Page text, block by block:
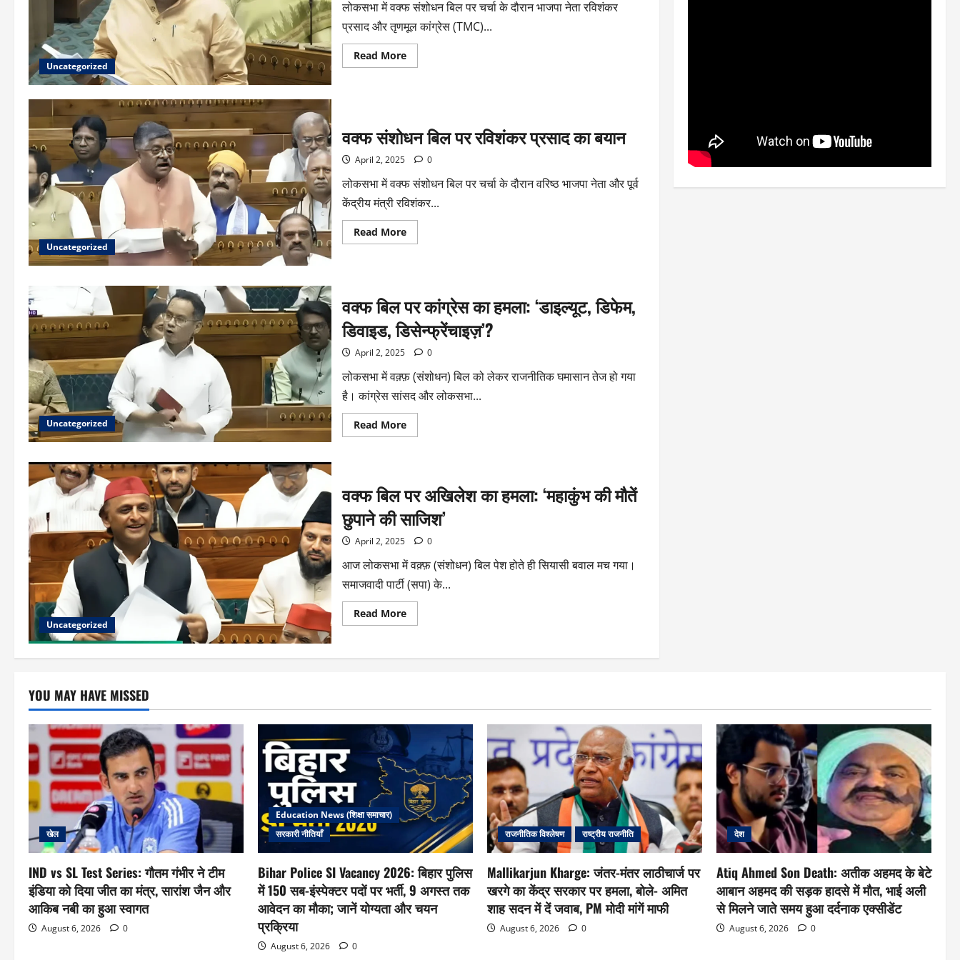
Uncategorized
लोकसभा में वक्फ संशोधन बिल पर चर्चा के दौरान भाजपा नेता रविशंकर
प्रसाद और तृणमूल कांग्रेस (TMC)...
Read More
Uncategorized
वक्फ संशोधन बिल पर रविशंकर प्रसाद का बयान
April 2, 2025 0
लोकसभा में वक्फ संशोधन बिल पर चर्चा के दौरान वरिष्ठ भाजपा नेता और पूर्व
केंद्रीय मंत्री रविशंकर...
Read More
Uncategorized
वक्फ बिल पर कांग्रेस का हमला: ‘डाइल्यूट, डिफेम,
डिवाइड, डिसेन्फ्रेंचाइज़’?
April 2, 2025 0
लोकसभा में वक़्फ़ (संशोधन) बिल को लेकर राजनीतिक घमासान तेज हो गया
है। कांग्रेस सांसद और लोकसभा...
Read More
Uncategorized
वक्फ बिल पर अखिलेश का हमला: ‘महाकुंभ की मौतें
छुपाने की साजिश’
April 2, 2025 0
आज लोकसभा में वक़्फ़ (संशोधन) बिल पेश होते ही सियासी बवाल मच गया।
समाजवादी पार्टी (सपा) के...
Read More
YOU MAY HAVE MISSED
खेल
IND vs SL Test Series: गौतम गंभीर ने टीम
इंडिया को दिया जीत का मंत्र, सारांश जैन और
आकिब नबी का हुआ स्वागत
August 6, 2026 0
Education News (शिक्षा समाचार)
सरकारी नीतियाँ
Bihar Police SI Vacancy 2026: बिहार पुलिस
में 150 सब-इंस्पेक्टर पदों पर भर्ती, 9 अगस्त तक
आवेदन का मौका; जानें योग्यता और चयन
प्रक्रिया
August 6, 2026 0
राजनीतिक विश्लेषण राष्ट्रीय राजनीति
Mallikarjun Kharge: जंतर-मंतर लाठीचार्ज पर
खरगे का केंद्र सरकार पर हमला, बोले- अमित
शाह सदन में दें जवाब, PM मोदी मांगें माफी
August 6, 2026 0
देश
Atiq Ahmed Son Death: अतीक अहमद के बेटे
आबान अहमद की सड़क हादसे में मौत, भाई अली
से मिलने जाते समय हुआ दर्दनाक एक्सीडेंट
August 6, 2026 0